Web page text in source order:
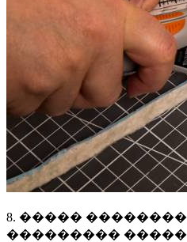
8. �����
���������